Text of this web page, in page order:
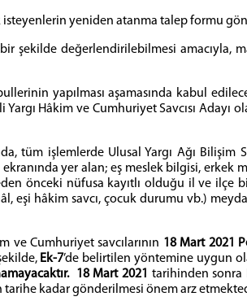
isteyenlerin yeniden atanma talep formu
değerlendirilebilmesi amacıyla,
yapılması aşamasında kabul
Hâkim ve Cumhuriyet Savcısı Adayı
tüm işlemlerde Ulusal Yargı Ağı Bilişim
yer alan; eş meslek bilgisi, erkek
önceki nüfusa kayıtlı olduğu il ve ilçe
eşi hâkim savcı, çocuk durumu vb.)
Cumhuriyet savcılarının 18 Mart 2021
Ek-7’de belirtilen yöntemine uygun
18 Mart 2021 tarihinden sonra
kadar gönderilmesi önem arz